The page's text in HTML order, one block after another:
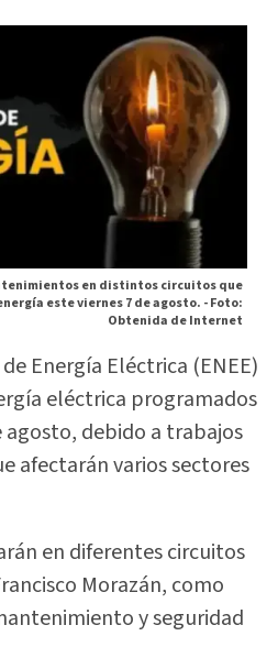
en distintos circuitos que
este viernes 7 de agosto. -Foto:
Obtenida de Internet
Energía Eléctrica (ENEE)
eléctrica programados
agosto, debido a trabajos
afectarán varios sectores
en diferentes circuitos
Morazán, como
y seguridad